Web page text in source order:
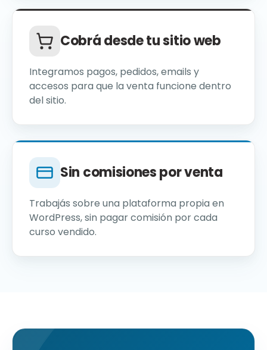
Cobrá desde tu sitio web
Integramos pagos, pedidos, emails y
accesos para que la venta funcione dentro
del sitio.
Sin comisiones por venta
Trabajás sobre una plataforma propia en
WordPress, sin pagar comisión por cada
curso vendido.